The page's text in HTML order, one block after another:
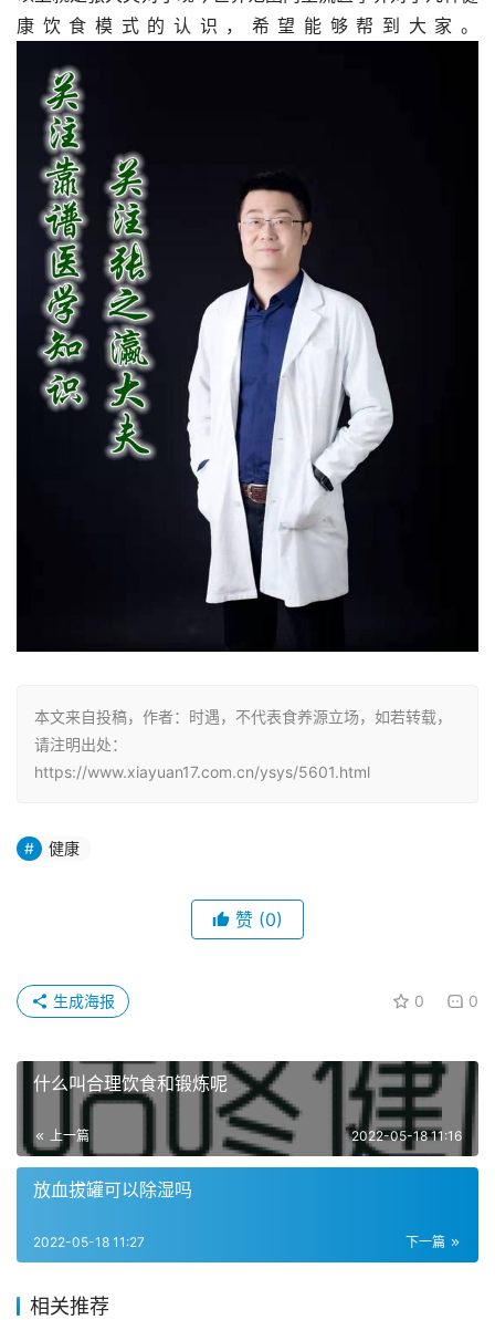
康饮食模式的认识，希望能够帮到大家。
本文来自投稿，作者：时遇，不代表食养源立场，如若转载，
请注明出处：
https://www.xiayuan17.com.cn/ysys/5601.html
健康
赞 (0)
0 0
生成海报
什么叫合理饮食和锻炼呢
上一篇 2022-05-18 11:16
放血拔罐可以除湿吗
下一篇
2022-05-18 11:27
相关推荐